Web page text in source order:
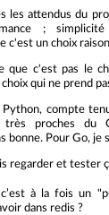
les attendus du
;
c'est un choix
que c'est pas le
qui ne prend
Python, compte
très proches
bonne. Pour Go, je
regarder et tester
à la fois un
dans redis ?